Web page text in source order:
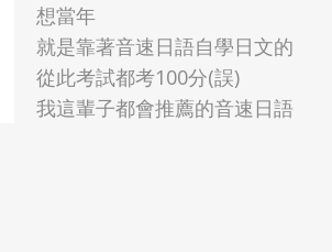
想當年
就是靠著音速日語自學日文的
從此考試都考100分(誤)
我這輩子都會推薦的音速日語